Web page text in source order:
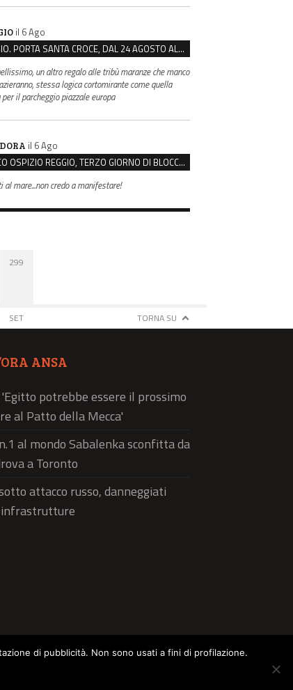
il 6 Ago
REGGIO. PORTA SANTA CROCE, DAL 24 AGOSTO AL VIA IL CANTIERE PER IL NUOVO COLLETTORE FOGNARIO
un altro regalo alle tribù maranze che manco
stessa logica cortomirante come quella
il parcheggio piazzale europa
il 6 Ago
BOSCO OSPIZIO REGGIO, TERZO GIORNO DI BLOCCO. IL COMITATO: “PRESIDIO FINO A VENERDÌ”
al mare...non credo a manifestare!
299
SET TORNA SU
ANSA
potrebbe essere il prossimo
al Patto della Mecca'
al mondo Sabalenka sconfitta da
a Toronto
attacco russo, danneggiati
di pubblicità. Non sono usati a fini di profilazione.